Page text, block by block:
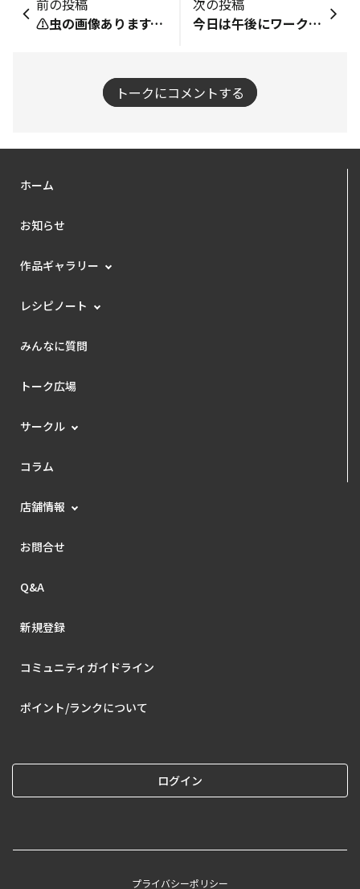
⚠️虫の画像あります。苦手な方ご注意下さい🙏何気なく目に入って２度見しました。今年初のキアゲハの幼虫です。終齢だから前からいたのに気づきませんでした。可愛いですね。嬉しくて、無事蛹になって羽化して欲しいと思います。
今日は午後にワークショップへ行ってきます😄連日の参加ですが、気をつけて楽しんできたいと思います🤗今日も暑くなりますね🥵みなさんもお気をつけて🙂‍↕️
トークにコメントする
ホーム
お知らせ
作品ギャラリー
レシピノート
みんなに質問
トーク広場
サークル
コラム
店舗情報
お問合せ
Q&A
新規登録
コミュニティガイドライン
ポイント/ランクについて
ログイン
プライバシーポリシー